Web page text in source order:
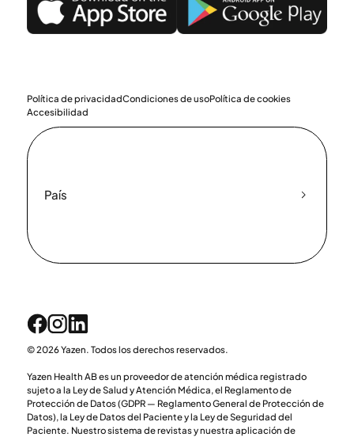
Política de privacidadCondiciones de usoPolítica de cookies
Accesibilidad
País
© 2026 Yazen. Todos los derechos reservados.
Yazen Health AB es un proveedor de atención médica registrado
sujeto a la Ley de Salud y Atención Médica, el Reglamento de
Protección de Datos (GDPR — Reglamento General de Protección de
Datos), la Ley de Datos del Paciente y la Ley de Seguridad del
Paciente. Nuestro sistema de revistas y nuestra aplicación de